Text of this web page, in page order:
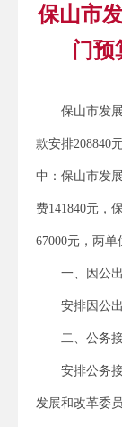
保山市
门预
保山市发
款安排208840
中：保山市发
费141840元，
67000元，两
一、因公
安排因公
二、公务
安排公务
发展和改革委